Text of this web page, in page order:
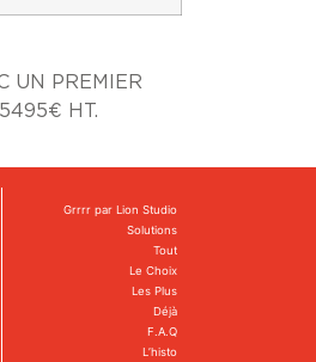
UN PREMIER
HT.
Grrrr par Lion Studio
Solutions
Tout
Le Choix
Les Plus
Déjà
F.A.Q
L’histo